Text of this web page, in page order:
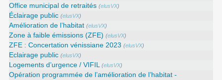
Office municipal de retraités (elusVX)
Éclairage public (elusVX)
Amélioration de l’habitat (elusVX)
Zone à faible émissions (ZFE) (elusVX)
ZFE : Concertation vénissiane 2023 (elusVX)
Eclairage public (elusVX)
Logements d’urgence / VIFIL (elusVX)
Opération programmée de l’amélioration de l’habitat -